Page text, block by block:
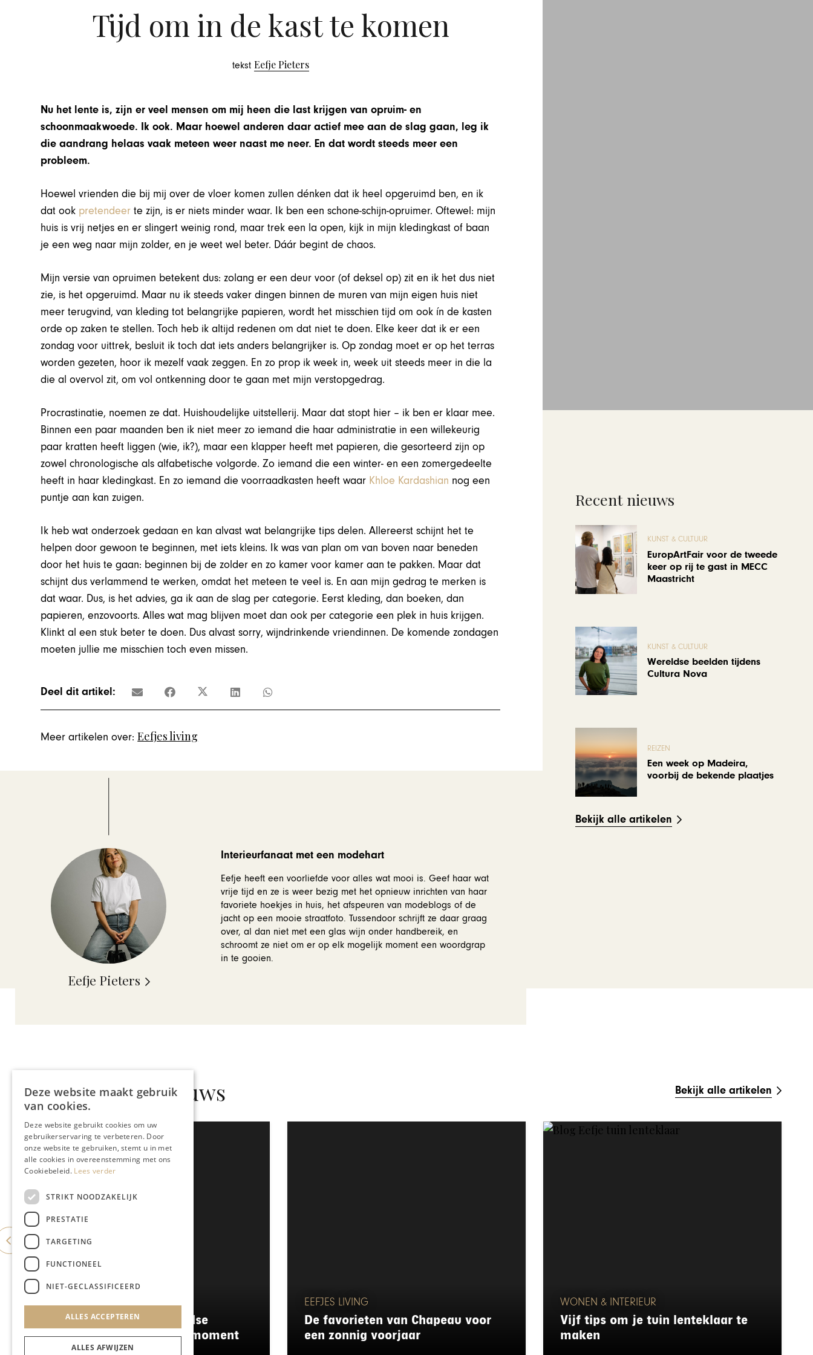
Tijd om in de kast te komen
tekst Eefje Pieters
Nu het lente is, zijn er veel mensen om mij heen die last krijgen van opruim- en
schoonmaakwoede. Ik ook. Maar hoewel anderen daar actief mee aan de slag gaan, leg ik
die aandrang helaas vaak meteen weer naast me neer. En dat wordt steeds meer een
probleem.
Hoewel vrienden die bij mij over de vloer komen zullen dénken dat ik heel opgeruimd ben, en ik
dat ook pretendeer te zijn, is er niets minder waar. Ik ben een schone-schijn-opruimer. Oftewel: mijn
huis is vrij netjes en er slingert weinig rond, maar trek een la open, kijk in mijn kledingkast of baan
je een weg naar mijn zolder, en je weet wel beter. Dáár begint de chaos.
Mijn versie van opruimen betekent dus: zolang er een deur voor (of deksel op) zit en ik het dus niet
zie, is het opgeruimd. Maar nu ik steeds vaker dingen binnen de muren van mijn eigen huis niet
meer terugvind, van kleding tot belangrijke papieren, wordt het misschien tijd om ook ín de kasten
orde op zaken te stellen. Toch heb ik altijd redenen om dat niet te doen. Elke keer dat ik er een
zondag voor uittrek, besluit ik toch dat iets anders belangrijker is. Op zondag moet er op het terras
worden gezeten, hoor ik mezelf vaak zeggen. En zo prop ik week in, week uit steeds meer in die la
die al overvol zit, om vol ontkenning door te gaan met mijn verstopgedrag.
Procrastinatie, noemen ze dat. Huishoudelijke uitstellerij. Maar dat stopt hier – ik ben er klaar mee.
Binnen een paar maanden ben ik niet meer zo iemand die haar administratie in een willekeurig
paar kratten heeft liggen (wie, ik?), maar een klapper heeft met papieren, die gesorteerd zijn op
zowel chronologische als alfabetische volgorde. Zo iemand die een winter- en een zomergedeelte
heeft in haar kledingkast. En zo iemand die voorraadkasten heeft waar Khloe Kardashian nog een
puntje aan kan zuigen.
Ik heb wat onderzoek gedaan en kan alvast wat belangrijke tips delen. Allereerst schijnt het te
helpen door gewoon te beginnen, met iets kleins. Ik was van plan om van boven naar beneden
door het huis te gaan: beginnen bij de zolder en zo kamer voor kamer aan te pakken. Maar dat
schijnt dus verlammend te werken, omdat het meteen te veel is. En aan mijn gedrag te merken is
dat waar. Dus, is het advies, ga ik aan de slag per categorie. Eerst kleding, dan boeken, dan
papieren, enzovoorts. Alles wat mag blijven moet dan ook per categorie een plek in huis krijgen.
Klinkt al een stuk beter te doen. Dus alvast sorry, wijndrinkende vriendinnen. De komende zondagen
moeten jullie me misschien toch even missen.
Deel dit artikel:
Meer artikelen over: Eefjes living
Eefje Pieters
Interieurfanaat met een modehart
Eefje heeft een voorliefde voor alles wat mooi is. Geef haar wat
vrije tijd en ze is weer bezig met het opnieuw inrichten van haar
favoriete hoekjes in huis, het afspeuren van modeblogs of de
jacht op een mooie straatfoto. Tussendoor schrijft ze daar graag
over, al dan niet met een glas wijn onder handbereik, en
schroomt ze niet om er op elk mogelijk moment een woordgrap
in te gooien.
Recent nieuws
KUNST & CULTUUR
EuropArtFair voor de tweede
keer op rij te gast in MECC
Maastricht
KUNST & CULTUUR
Wereldse beelden tijdens
Cultura Nova
REIZEN
Een week op Madeira,
voorbij de bekende plaatjes
Bekijk alle artikelen
Gerelateerd nieuws Bekijk alle artikelen
De vijf leukste Nederlandse
interieurmerken van dit moment
EEFJES LIVING
De favorieten van Chapeau voor
een zonnig voorjaar
WONEN & INTERIEUR
Vijf tips om je tuin lenteklaar te
maken
Deze website maakt gebruik
van cookies.
Deze website gebruikt cookies om uw
gebruikerservaring te verbeteren. Door
onze website te gebruiken, stemt u in met
alle cookies in overeenstemming met ons
Cookiebeleid. Lees verder
STRIKT NOODZAKELIJK
PRESTATIE
TARGETING
FUNCTIONEEL
NIET-GECLASSIFICEERD
ALLES ACCEPTEREN
ALLES AFWIJZEN